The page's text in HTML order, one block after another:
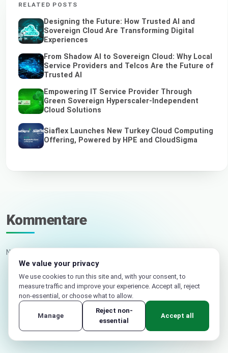
RELATED POSTS
Designing the Future: How Trusted AI and
Sovereign Cloud Are Transforming Digital
Experiences
From Shadow AI to Sovereign Cloud: Why Local
Service Providers and Telcos Are the Future of
Trusted AI
Empowering IT Service Provider Through
Green Sovereign Hyperscaler-Independent
Cloud Solutions
Siaflex Launches New Turkey Cloud Computing
Offering, Powered by HPE and CloudSigma
Kommentare
Noch keine Kommentare. Schreiben Sie den ersten.
Ihr Name
E-Mail (nicht veröffentlicht)
We value your privacy
We use cookies to run this site and, with your consent, to
measure traffic and improve your experience. Accept all, reject
non-essential, or choose what to allow.
Manage
Reject non-
essential
Accept all